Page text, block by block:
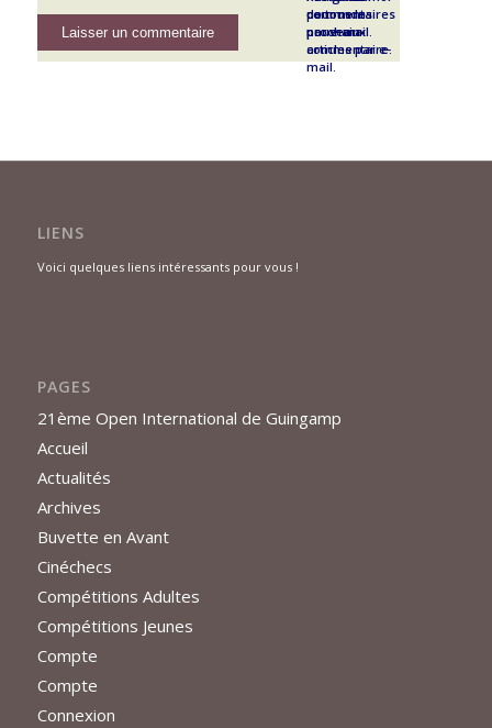
pour mon
prochain
commentaire.
commentaires
par e-mail.
de tous les
nouveaux
articles par e-
mail.
LIENS
Voici quelques liens intéressants pour vous !
PAGES
21ème Open International de Guingamp
Accueil
Actualités
Archives
Buvette en Avant
Cinéchecs
Compétitions Adultes
Compétitions Jeunes
Compte
Compte
Connexion